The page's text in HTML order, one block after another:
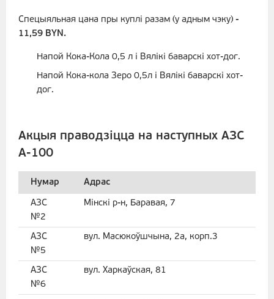
Спецыяльная цана пры куплі разам (у адным чэку) -
11,59 BYN.
Напой Кока-Кола 0,5 л і Вялікі баварскі хот-дог.
Напой Кока-кола Зеро 0,5л і Вялікі баварскі хот-
дог.
Акцыя праводзіцца на наступных АЗС
А-100
Нумар Адрас
АЗС
№2
Мінскі р-н, Баравая, 7
АЗС
№5
вул. Масюкоўшчына, 2а, корп.3
АЗС
№6
вул. Харкаўская, 81